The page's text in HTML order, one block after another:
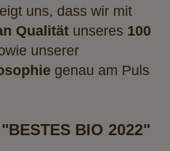
uns, dass wir mit
Qualität unseres 100
unserer
genau am Puls
BIO 2022"